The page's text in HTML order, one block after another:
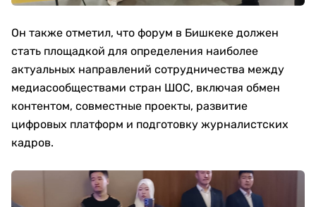
Он также отметил, что форум в Бишкеке должен
стать площадкой для определения наиболее
актуальных направлений сотрудничества между
медиасообществами стран ШОС, включая обмен
контентом, совместные проекты, развитие
цифровых платформ и подготовку журналистских
кадров.